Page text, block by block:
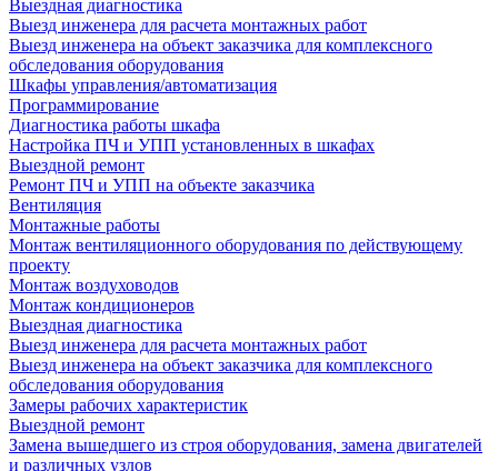
Выездная диагностика
Выезд инженера для расчета монтажных работ
Выезд инженера на объект заказчика для комплексного
обследования оборудования
Шкафы управления/автоматизация
Программирование
Диагностика работы шкафа
Настройка ПЧ и УПП установленных в шкафах
Выездной ремонт
Ремонт ПЧ и УПП на объекте заказчика
Вентиляция
Монтажные работы
Монтаж вентиляционного оборудования по действующему
проекту
Монтаж воздуховодов
Монтаж кондиционеров
Выездная диагностика
Выезд инженера для расчета монтажных работ
Выезд инженера на объект заказчика для комплексного
обследования оборудования
Замеры рабочих характеристик
Выездной ремонт
Замена вышедшего из строя оборудования, замена двигателей
и различных узлов